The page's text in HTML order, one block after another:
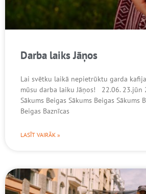
Darba laiks Jāņos
Lai svētku laikā nepietrūktu garda
mūsu darba laiku Jāņos! 22.06. 23.jūn
Sākums Beigas Sākums Beigas Sākums
Beigas Baznīcas
LASĪT VAIRĀK »